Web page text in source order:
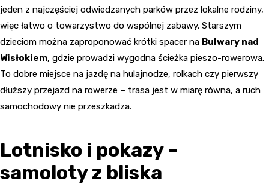
jeden z najczęściej odwiedzanych parków przez lokalne rodziny,
więc łatwo o towarzystwo do wspólnej zabawy. Starszym
dzieciom można zaproponować krótki spacer na Bulwary nad
Wisłokiem, gdzie prowadzi wygodna ścieżka pieszo-rowerowa.
To dobre miejsce na jazdę na hulajnodze, rolkach czy pierwszy
dłuższy przejazd na rowerze – trasa jest w miarę równa, a ruch
samochodowy nie przeszkadza.
Lotnisko i pokazy –
samoloty z bliska